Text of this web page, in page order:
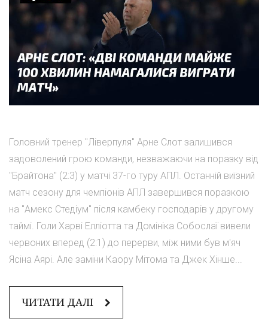
Головний тренер "Ліверпуля" Арне Слот залишився
задоволений грою команди, незважаючи на поразку від
"Брайтона" (2:3) у матчі 37-го туру АПЛ. Останній виїзний
матч сезону для чемпіонів АПЛ завершився поразкою
на "Амекс Стедіум" після камбеку господарів у другому
таймі. Голи Харві Елліотта та Домініка Собослаї вивели
червоних вперед (2:1) до перерви, між ними був м'яч
Ясіна Аярі. Але заміни Каору Мітома та Джек Хінше...
ЧИТАТИ ДАЛІ